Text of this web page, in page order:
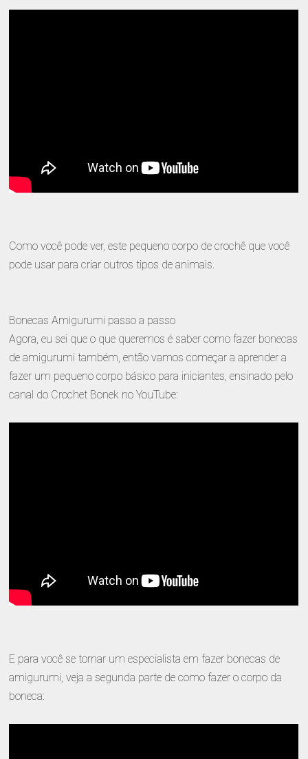
Como você pode ver, este pequeno corpo de crochê que você
pode usar para criar outros tipos de animais.
Bonecas Amigurumi passo a passo
Agora, eu sei que o que queremos é saber como fazer bonecas
de amigurumi também, então vamos começar a aprender a
fazer um pequeno corpo básico para iniciantes, ensinado pelo
canal do Crochet Bonek no YouTube:
E para você se tornar um especialista em fazer bonecas de
amigurumi, veja a segunda parte de como fazer o corpo da
boneca: